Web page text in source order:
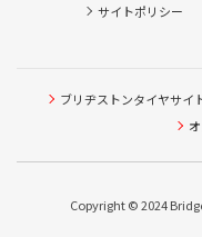
サイトポリシー
ブリヂストンタイヤサイ
Copyright © 2024